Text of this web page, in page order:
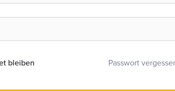
bleiben Passwort